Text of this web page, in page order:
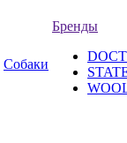
Собаки
Бренды